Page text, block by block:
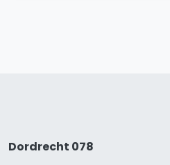
Dordrecht 078